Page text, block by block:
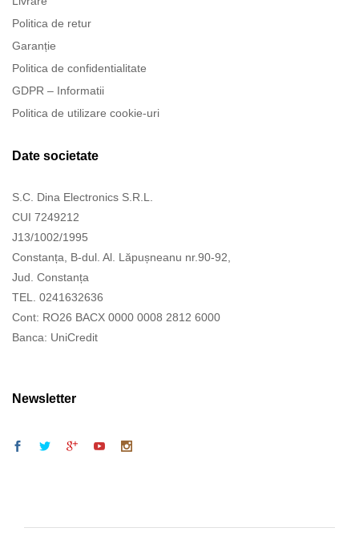
Politica de retur
Garanție
Politica de confidentialitate
GDPR – Informatii
Politica de utilizare cookie-uri
Date societate
S.C. Dina Electronics S.R.L.
CUI 7249212
J13/1002/1995
Constanța, B-dul. Al. Lăpușneanu nr.90-92,
Jud. Constanța
TEL. 0241632636
Cont: RO26 BACX 0000 0008 2812 6000
Banca: UniCredit
Newsletter